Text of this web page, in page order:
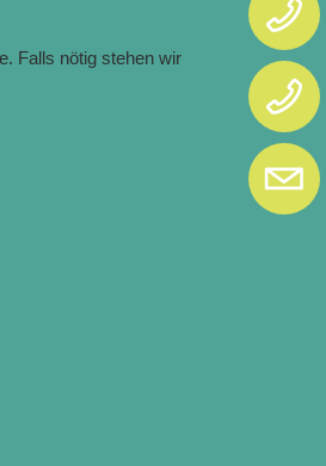
Falls nötig stehen wir